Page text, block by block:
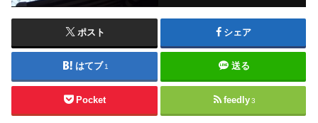
ポスト シェア
はてブ1 送る
Pocket feedly 3